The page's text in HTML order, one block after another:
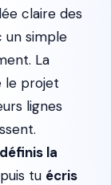
claire des
un simple
La
le projet
lignes
définis la
tu écris